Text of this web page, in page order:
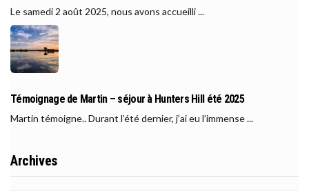
Le samedi 2 août 2025, nous avons accueilli ...
Témoignage de Martin – séjour à Hunters Hill été 2025
Martin témoigne.. Durant l’été dernier, j’ai eu l’immense ...
Archives